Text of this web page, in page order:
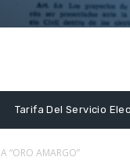
Extracto
Tarifa Del Servicio
“ORO AMARGO”